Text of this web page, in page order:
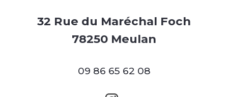
32 Rue du Maréchal Foch
78250 Meulan
09 86 65 62 08